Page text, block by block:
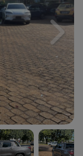
Next